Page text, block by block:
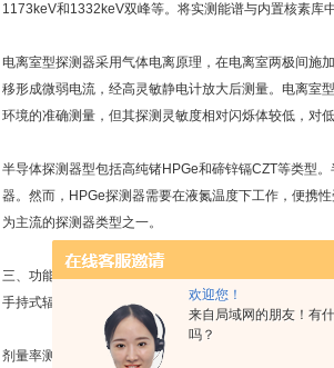
欢迎您！
来自局域网的朋友！有
吗？
1173keV和1332keV双峰等。将实测能谱与内置核素库
电离室型探测器采用气体电离原理，在电离室两极间施
移形成微弱电流，经高灵敏静电计放大后测量。电离室
环境的准确测量，但其探测灵敏度相对闪烁体较低，对
半导体探测器型包括高纯锗HPGe和碲锌镉CZT等类型
器。然而，HPGe探测器需要在液氮温度下工作，便携
为主流的探测器类型之一。
三、功能层次与技术特点
手持式辐射测量仪的产品谱系较宽，从功能相对简单的
剂量率测量与表面污染检测型是功能层次最为基础的类